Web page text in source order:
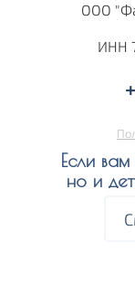
ООО
ИНН
Если
но и